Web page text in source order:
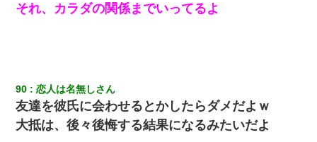
それ、カラダの関係までいってるよ
90 恋人は名無しさん
友達を彼氏に会わせるとかしたらダメだよｗ
大抵は、後々後悔する結果になるみたいだよ